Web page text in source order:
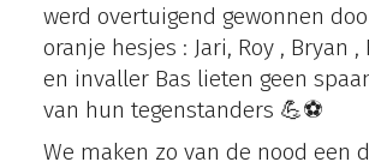
werd overtuigend gewonnen
oranje hesjes : Jari, Roy , Bryan ,
en invaller Bas lieten geen
van hun tegenstanders 💪⚽️
We maken zo van de nood een